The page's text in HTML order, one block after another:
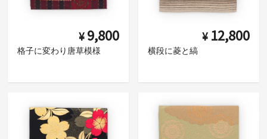
¥ 9,800
格子に変わり唐草模様
¥ 12,800
横段に菱と縞